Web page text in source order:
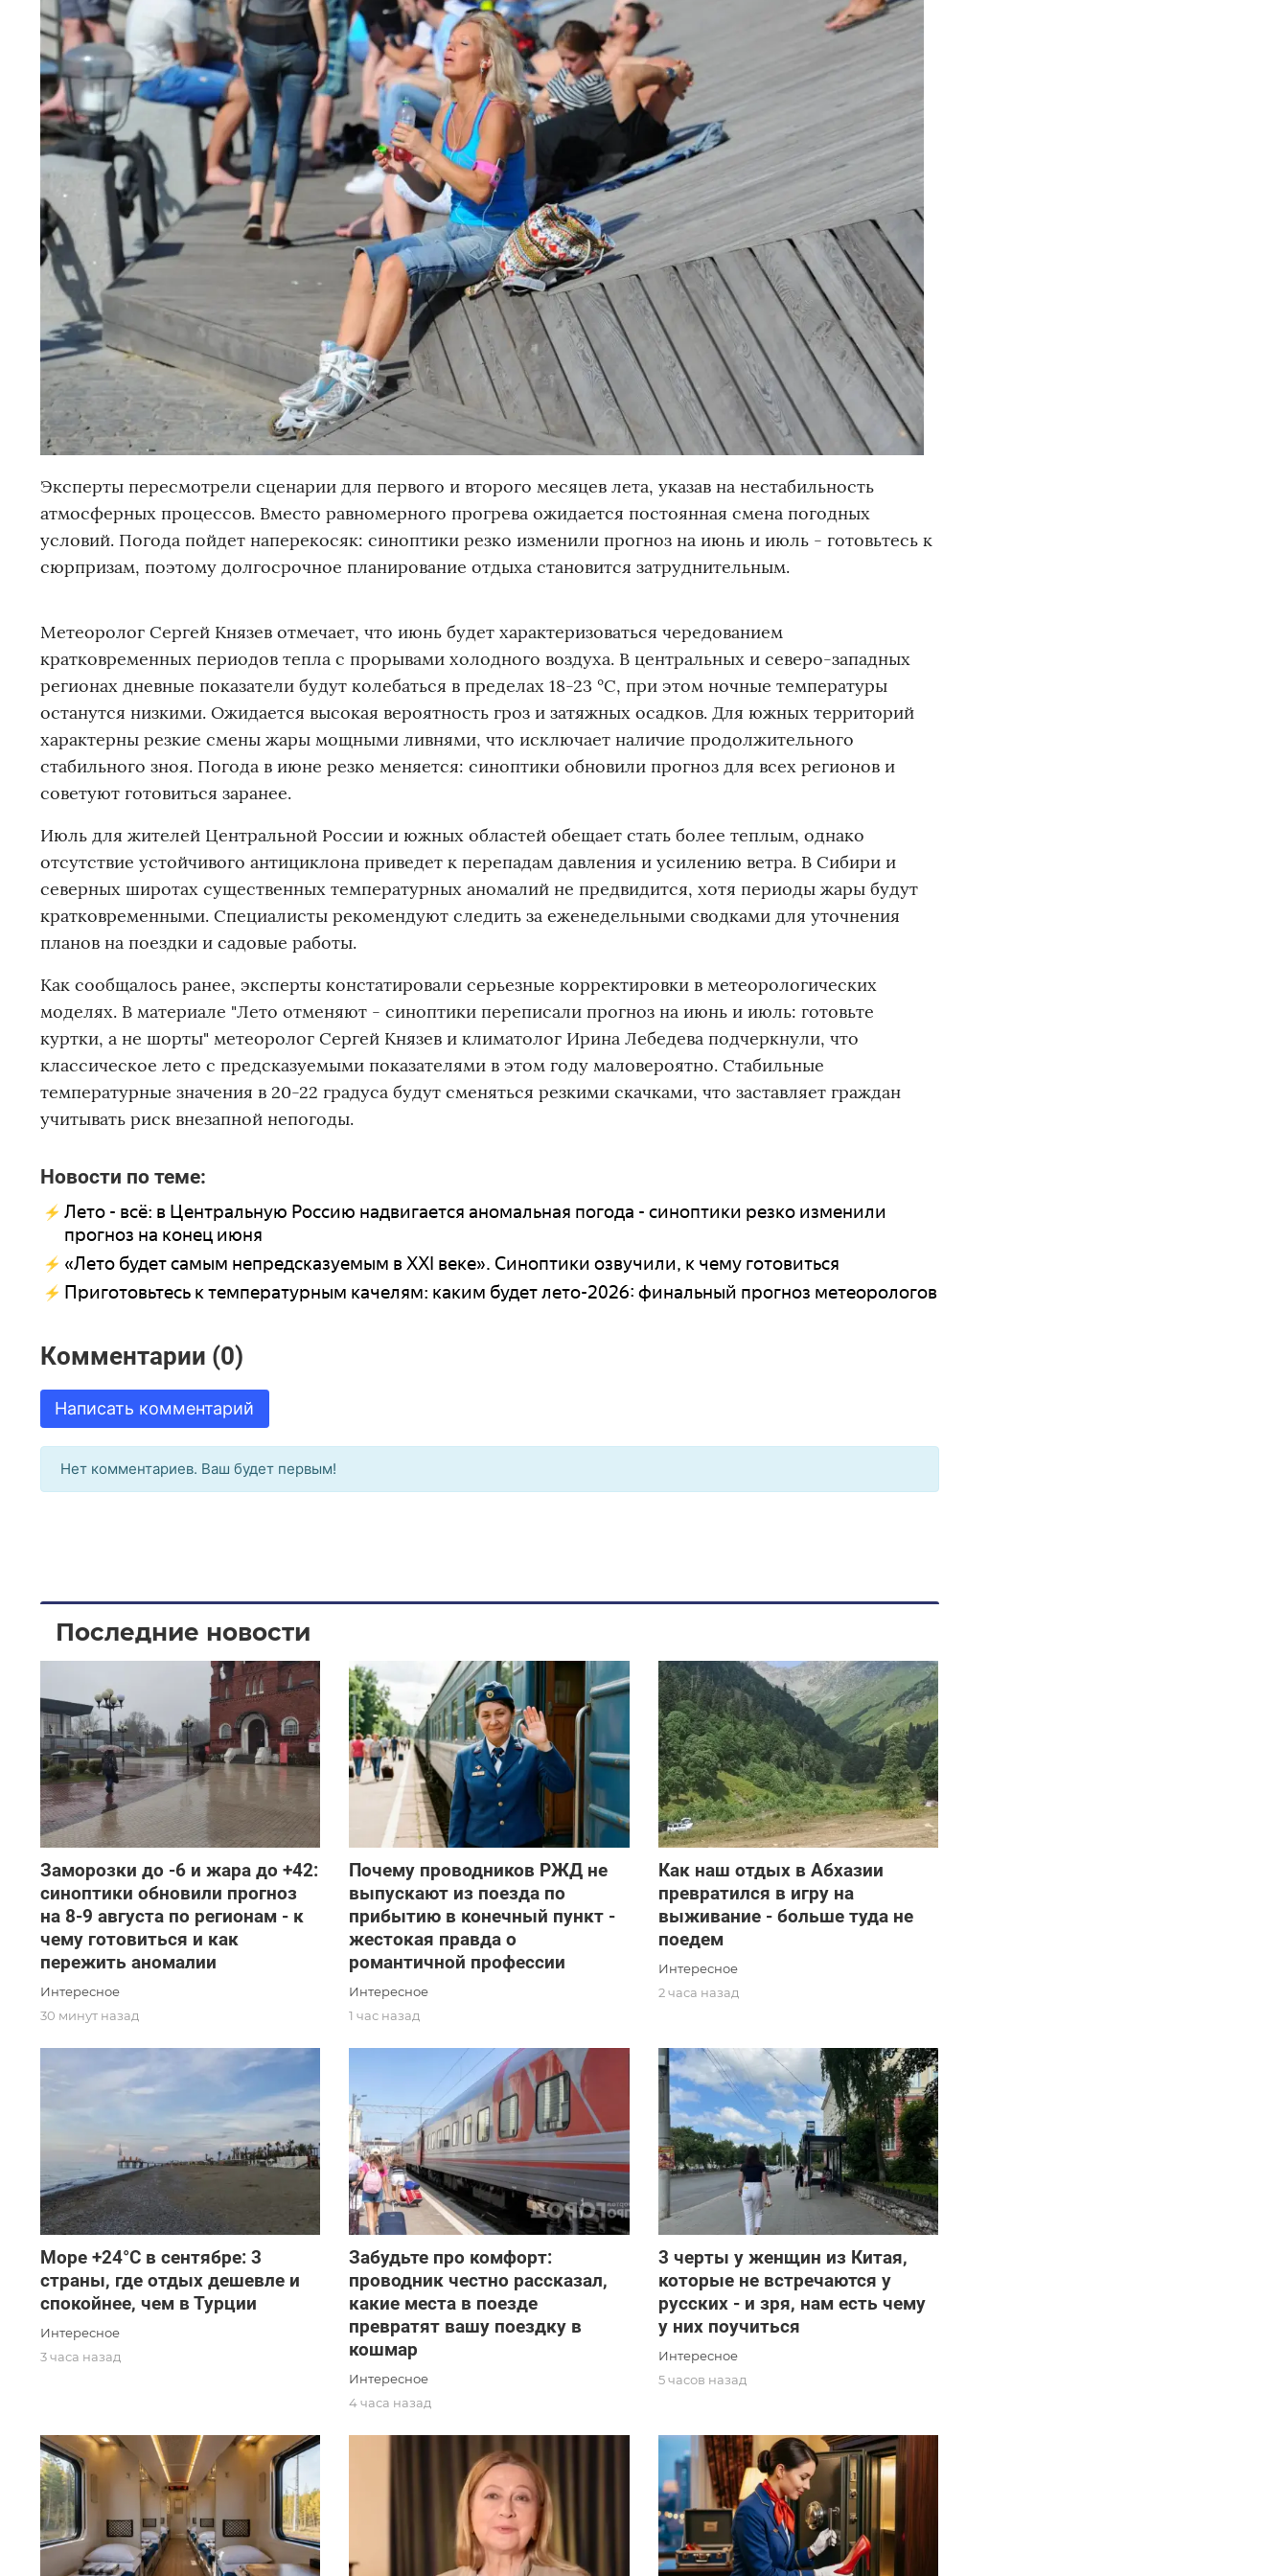
Эксперты пересмотрели сценарии для первого и второго месяцев лета, указав на нестабильность
атмосферных процессов. Вместо равномерного прогрева ожидается постоянная смена погодных
условий. Погода пойдет наперекосяк: синоптики резко изменили прогноз на июнь и июль - готовьтесь к
сюрпризам, поэтому долгосрочное планирование отдыха становится затруднительным.
Метеоролог Сергей Князев отмечает, что июнь будет характеризоваться чередованием
кратковременных периодов тепла с прорывами холодного воздуха. В центральных и северо-западных
регионах дневные показатели будут колебаться в пределах 18-23 °C, при этом ночные температуры
останутся низкими. Ожидается высокая вероятность гроз и затяжных осадков. Для южных территорий
характерны резкие смены жары мощными ливнями, что исключает наличие продолжительного
стабильного зноя. Погода в июне резко меняется: синоптики обновили прогноз для всех регионов и
советуют готовиться заранее.
Июль для жителей Центральной России и южных областей обещает стать более теплым, однако
отсутствие устойчивого антициклона приведет к перепадам давления и усилению ветра. В Сибири и
северных широтах существенных температурных аномалий не предвидится, хотя периоды жары будут
кратковременными. Специалисты рекомендуют следить за еженедельными сводками для уточнения
планов на поездки и садовые работы.
Как сообщалось ранее, эксперты констатировали серьезные корректировки в метеорологических
моделях. В материале "Лето отменяют - синоптики переписали прогноз на июнь и июль: готовьте
куртки, а не шорты" метеоролог Сергей Князев и климатолог Ирина Лебедева подчеркнули, что
классическое лето с предсказуемыми показателями в этом году маловероятно. Стабильные
температурные значения в 20-22 градуса будут сменяться резкими скачками, что заставляет граждан
учитывать риск внезапной непогоды.
Новости по теме:
Лето - всё: в Центральную Россию надвигается аномальная погода - синоптики резко изменили
прогноз на конец июня
«Лето будет самым непредсказуемым в XXI веке». Синоптики озвучили, к чему готовиться
Приготовьтесь к температурным качелям: каким будет лето-2026: финальный прогноз метеорологов
Комментарии (0)
Написать комментарий
Нет комментариев. Ваш будет первым!
Последние новости
Заморозки до -6 и жара до +42:
синоптики обновили прогноз
на 8-9 августа по регионам - к
чему готовиться и как
пережить аномалии
Интересное
30 минут назад
Почему проводников РЖД не
выпускают из поезда по
прибытию в конечный пункт -
жестокая правда о
романтичной профессии
Интересное
1 час назад
Как наш отдых в Абхазии
превратился в игру на
выживание - больше туда не
поедем
Интересное
2 часа назад
Море +24°C в сентябре: 3
страны, где отдых дешевле и
спокойнее, чем в Турции
Интересное
3 часа назад
Забудьте про комфорт:
проводник честно рассказал,
какие места в поезде
превратят вашу поездку в
кошмар
Интересное
4 часа назад
3 черты у женщин из Китая,
которые не встречаются у
русских - и зря, нам есть чему
у них поучиться
Интересное
5 часов назад